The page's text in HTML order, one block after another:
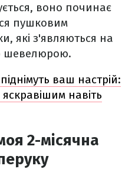
воно починає
пушковим
які з'являються на
шевелюрою.
ваш настрій:
яскравішим навіть
2-місячна